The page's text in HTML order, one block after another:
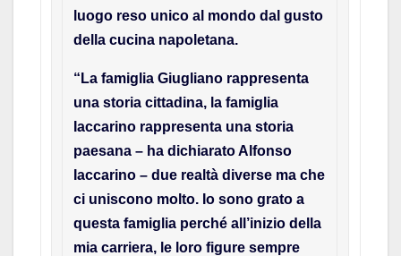
luogo reso unico al mondo dal gusto
della cucina napoletana.
“La famiglia Giugliano rappresenta
una storia cittadina, la famiglia
Iaccarino rappresenta una storia
paesana – ha dichiarato Alfonso
Iaccarino – due realtà diverse ma che
ci uniscono molto. Io sono grato a
questa famiglia perché all’inizio della
mia carriera, le loro figure sempre